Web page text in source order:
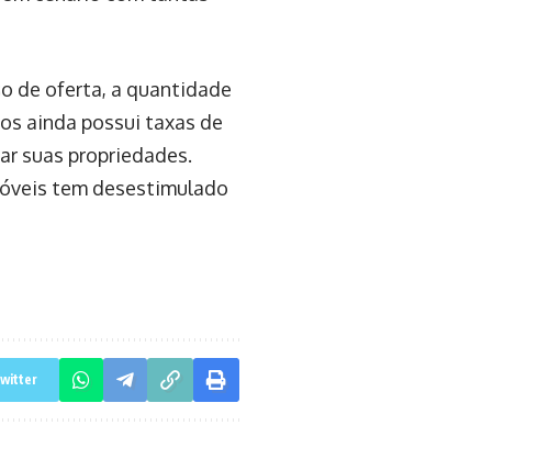
de oferta, a quantidade
ainda possui taxas de
suas propriedades.
tem desestimulado